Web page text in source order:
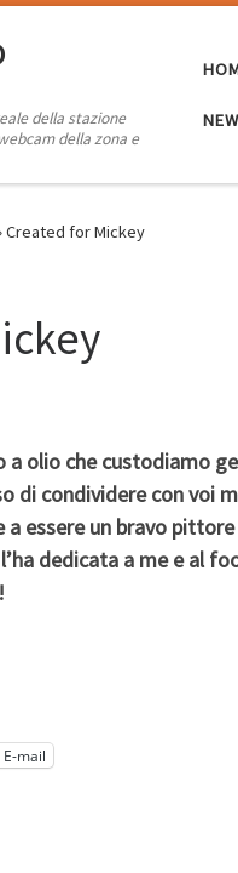
della stazione
della zona e
Created for Mickey
a olio che custodiamo
di condividere con voi
essere un bravo
dedicata a me e al
E-mail